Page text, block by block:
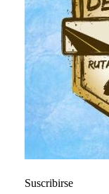
Suscribirse